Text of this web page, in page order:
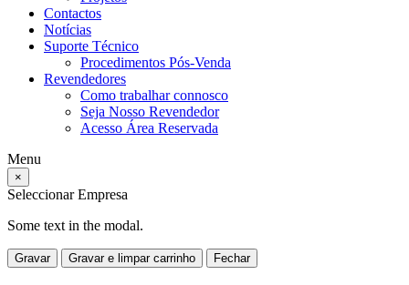
Contactos
Notícias
Suporte Técnico
Procedimentos Pós-Venda
Revendedores
Como trabalhar connosco
Seja Nosso Revendedor
Acesso Área Reservada
Menu
×
Seleccionar Empresa
Some text in the modal.
Gravar Gravar e limpar carrinho Fechar